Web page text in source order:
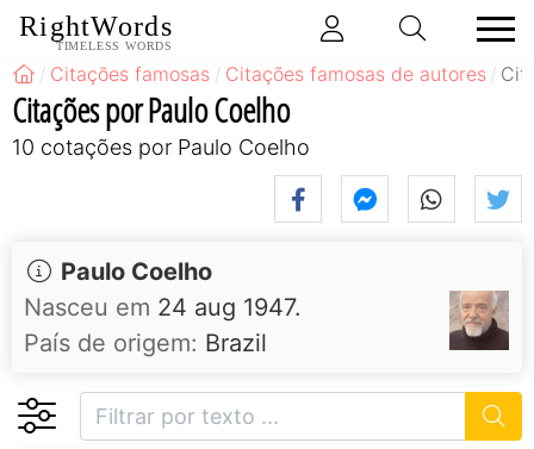
RightWords
TIMELESS WORDS
Citações famosas Citações famosas de autores
Citações por Paulo Coelho
10 cotações por Paulo Coelho
Paulo Coelho
Nasceu em 24 aug 1947.
País de origem: Brazil